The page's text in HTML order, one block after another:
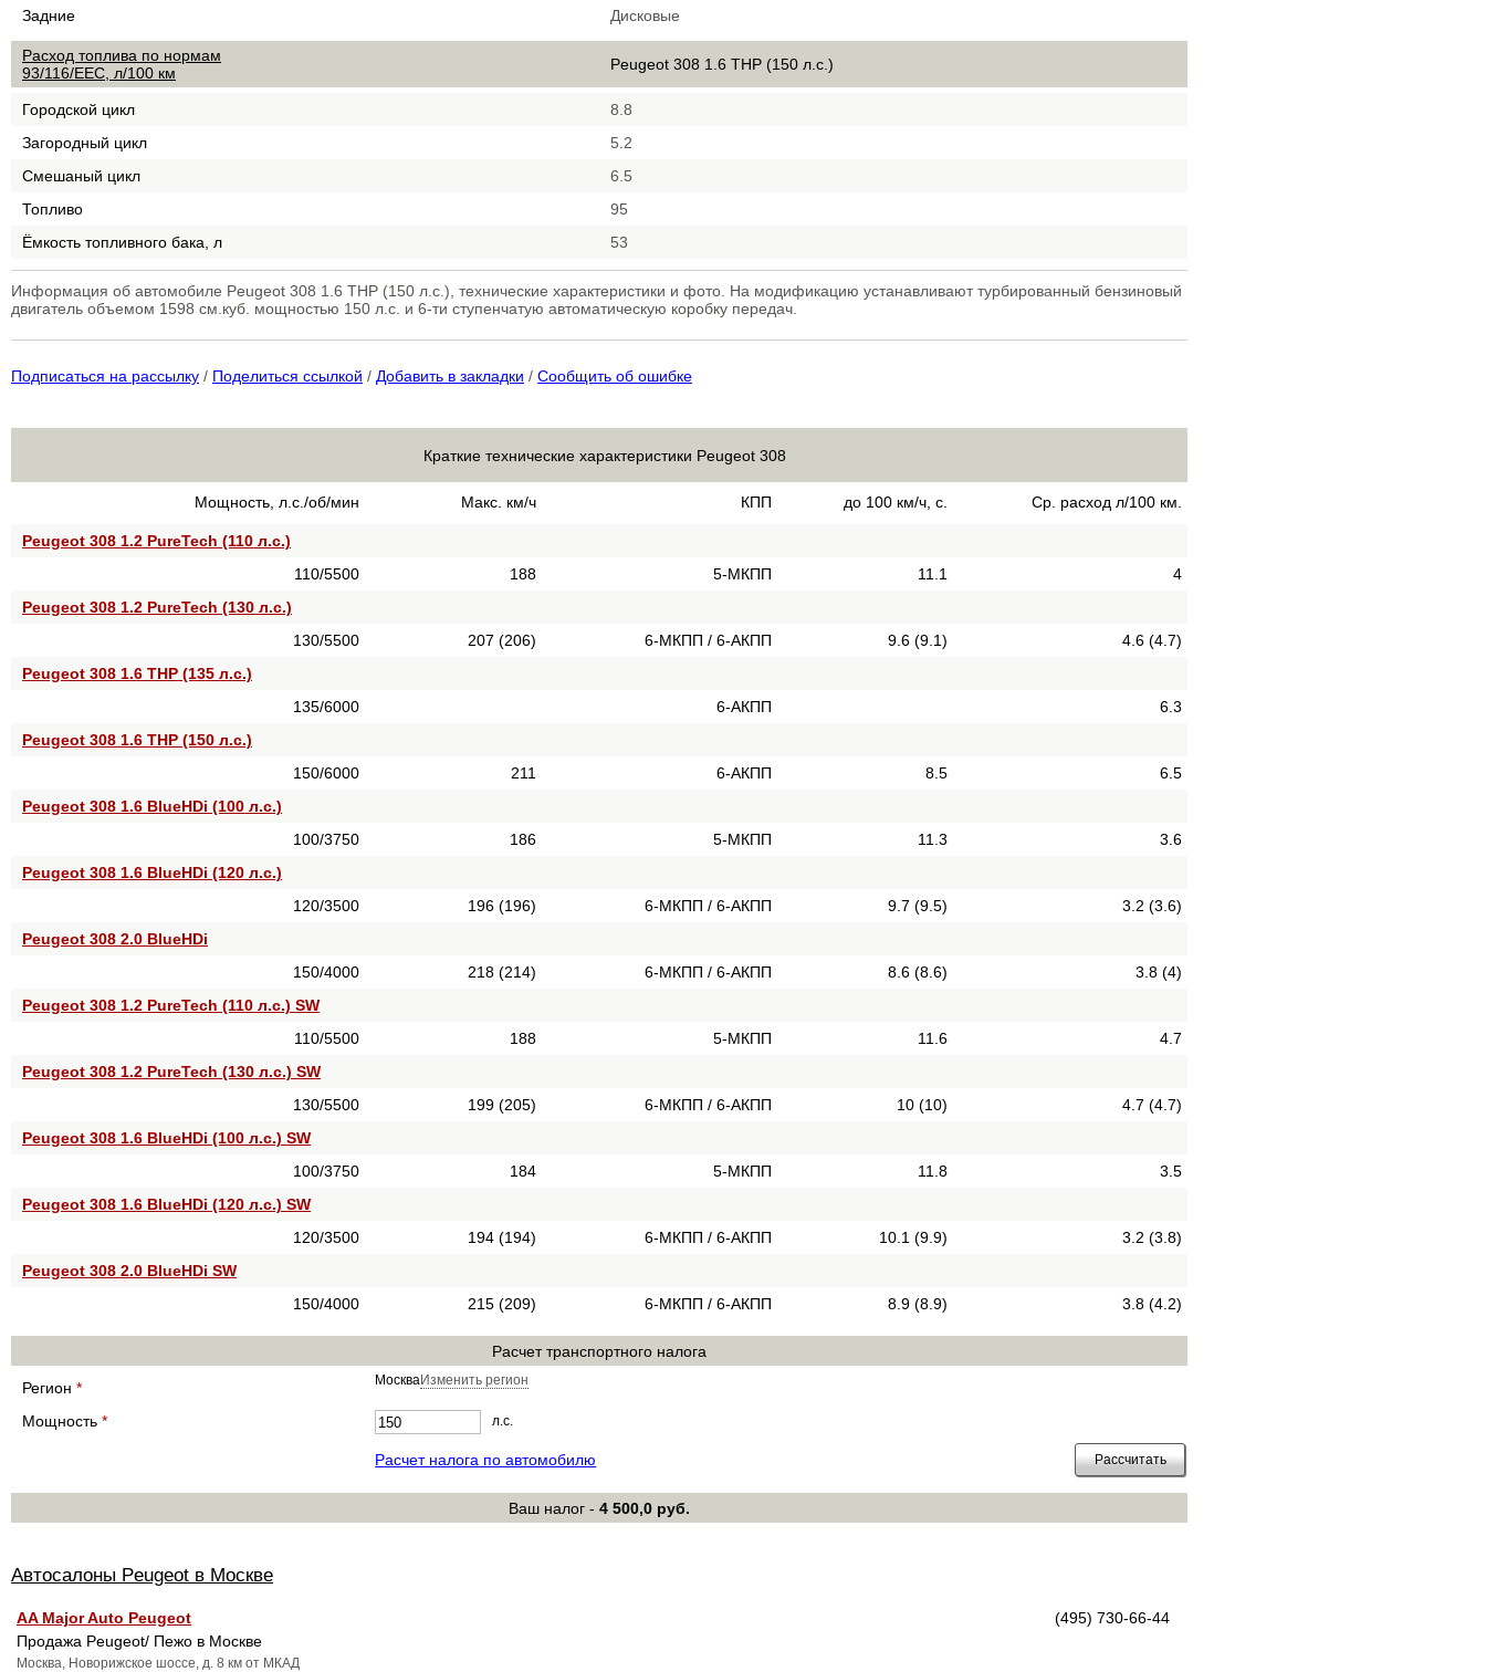
Задние
Дисковые
Расход топлива по нормам
93/116/EEC, л/100 км
Peugeot 308 1.6 THP (150 л.с.)
Городской цикл
8.8
Загородный цикл
5.2
Смешаный цикл
6.5
Топливо
95
Ёмкость топливного бака, л
53
Информация об автомобиле Peugeot 308 1.6 THP (150 л.с.), технические характеристики и фото. На модификацию устанавливают турбированный бензиновый
двигатель объемом 1598 см.куб. мощностью 150 л.с. и 6-ти ступенчатую автоматическую коробку передач.
Подписаться на рассылку / Поделиться ссылкой / Добавить в закладки / Сообщить об ошибке
Краткие технические характеристики Peugeot 308
Мощность, л.с./об/мин Макс. км/ч КПП до 100 км/ч, с. Ср. расход л/100 км.
Peugeot 308 1.2 PureTech (110 л.с.)
110/5500
188 5-МКПП 11.1
4
Peugeot 308 1.2 PureTech (130 л.с.)
130/5500
207 (206) 6-МКПП / 6-АКПП 9.6 (9.1)
4.6 (4.7)
Peugeot 308 1.6 THP (135 л.с.)
135/6000
6-АКПП
6.3
Peugeot 308 1.6 THP (150 л.с.)
150/6000
211 6-АКПП 8.5
6.5
Peugeot 308 1.6 BlueHDi (100 л.с.)
100/3750
186 5-МКПП 11.3
3.6
Peugeot 308 1.6 BlueHDi (120 л.с.)
120/3500
196 (196) 6-МКПП / 6-АКПП 9.7 (9.5)
3.2 (3.6)
Peugeot 308 2.0 BlueHDi
150/4000
218 (214) 6-МКПП / 6-АКПП 8.6 (8.6)
3.8 (4)
Peugeot 308 1.2 PureTech (110 л.с.) SW
110/5500
188 5-МКПП 11.6
4.7
Peugeot 308 1.2 PureTech (130 л.с.) SW
130/5500
199 (205) 6-МКПП / 6-АКПП 10 (10)
4.7 (4.7)
Peugeot 308 1.6 BlueHDi (100 л.с.) SW
100/3750
184 5-МКПП 11.8
3.5
Peugeot 308 1.6 BlueHDi (120 л.с.) SW
120/3500
194 (194) 6-МКПП / 6-АКПП 10.1 (9.9)
3.2 (3.8)
Peugeot 308 2.0 BlueHDi SW
150/4000
215 (209) 6-МКПП / 6-АКПП 8.9 (8.9) 3.8 (4.2)
Расчет транспортного налога
Регион * МоскваИзменить регион
Мощность * л.с.
Расчет налога по автомобилю
Ваш налог - 4 500,0 руб.
Автосалоны Peugeot в Москве
AA Major Auto Peugeot
(495) 730-66-44
Продажа Peugeot/ Пежо в Москве
Москва, Новорижское шоссе, д. 8 км от МКАД